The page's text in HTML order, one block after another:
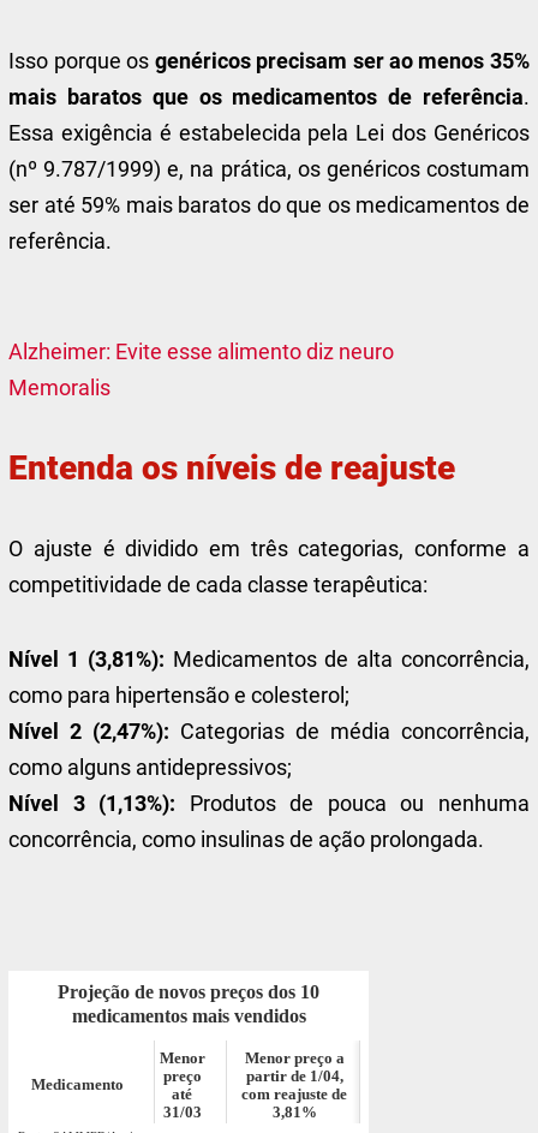
Isso porque os genéricos precisam ser ao menos 35%
mais baratos que os medicamentos de referência.
Essa exigência é estabelecida pela Lei dos Genéricos
(nº 9.787/1999) e, na prática, os genéricos costumam
ser até 59% mais baratos do que os medicamentos de
referência.
Alzheimer: Evite esse alimento diz neuro
Memoralis
Entenda os níveis de reajuste
O ajuste é dividido em três categorias, conforme a
competitividade de cada classe terapêutica:
Nível 1 (3,81%): Medicamentos de alta concorrência,
como para hipertensão e colesterol;
Nível 2 (2,47%): Categorias de média concorrência,
como alguns antidepressivos;
Nível 3 (1,13%): Produtos de pouca ou nenhuma
concorrência, como insulinas de ação prolongada.